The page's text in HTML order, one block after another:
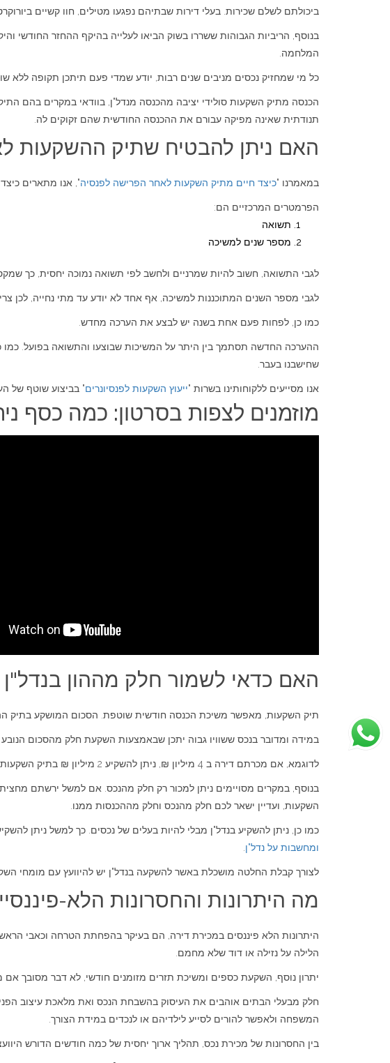
ביכולתם לשלם שכירות. בעלי דירות שבתיהם נפגעו מטילים, חוו קשיים
בנוסף, הריביות הגבוהות ששררו בשוק הביאו לעלייה בהיקף ההחזר החודשי
המלחמה.
כל מי שמחזיק נכסים מניבים שנים רבות, יודע שמדי פעם תיתכן תקופה ללא
הכנסה מתיק השקעות סולידי יציבה מהכנסה מנדל"ן, בוודאי במקרים בהם
תנודתית שאינה מפיקה עבורם את ההכנסה החודשית שהם זקוקים לה.
האם ניתן להבטיח שתיק ההשקעות
במאמרנו "כיצד חיים מתיק השקעות לאחר הפרישה לפנסיה", אנו מתארים
הפרמטרים המרכזיים הם:
תשואה
מספר שנים למשיכה
לגבי התשואה, חשוב להיות שמרניים ולחשב לפי תשואה נמוכה יחסית, כך
לגבי מספר השנים המתוכננות למשיכה, אף אחד לא יודע עד מתי נחייה, לכן
כמו כן, לפחות פעם אחת בשנה יש לבצע את הערכה מחדש.
ההערכה החדשה תסתמך בין היתר על המשיכות שבוצעו והתשואה בפועל. כמו
שחישבנו בעבר.
אנו מסייעים ללקוחותינו בשרות "ייעוץ השקעות לפנסיונרים" בביצוע שוטף של
מוזמנים לצפות בסרטון: כמה כסף
האם כדאי לשמור חלק מההון בנדל"ן
תיק השקעות, מאפשר משיכת הכנסה חודשית שוטפת. הסכום המושקע בתיק
במידה ומדובר בנכס ששוויו גבוה יתכן שבאמצעות השקעת חלק מהסכום
לדוגמא, אם מכרתם דירה ב 4 מיליון ₪, ניתן להשקיע 2 מיליון ₪ בתיק השקעות ולרכוש דירת השקעה ב 2 מיליון ₪ הנותרים. במקרה כזה, ההכנסה החודשית תגיע מדמי השכירות ומתיק ההשקעות.
בנוסף, במקרים מסויימים ניתן למכור רק חלק מהנכס. אם למשל ירשתם
השקעות, ועדיין ישאר לכם חלק מהנכס וחלק מההכנסות ממנו.
כמו כן, ניתן להשקיע בנדל"ן מבלי להיות בעלים של נכסים. כך למשל ניתן
ומחשבות על נדל"ן
לצורך קבלת החלטה מושכלת באשר להשקעה בנדל"ן יש להיוועץ עם מומחי
מה היתרונות והחסרונות הלא-
היתרונות הלא פיננסים במכירת דירה, הם בעיקר בהפחתת הטרחה וכאבי
הלילה על נזילה או דוד שלא מחמם.
יתרון נוסף, השקעת כספים ומשיכת תזרים מזומנים חודשי, לא דבר מסובך אם
חלק מבעלי הבתים אוהבים את העיסוק בהשבחת הנכס ואת מלאכת עיצוב
המשפחה ולאפשר להורים לסייע לילדיהם או לנכדים במידת הצורך.
בין החסרונות של מכירת נכס, תהליך ארוך יחסית של כמה חודשים הדורש